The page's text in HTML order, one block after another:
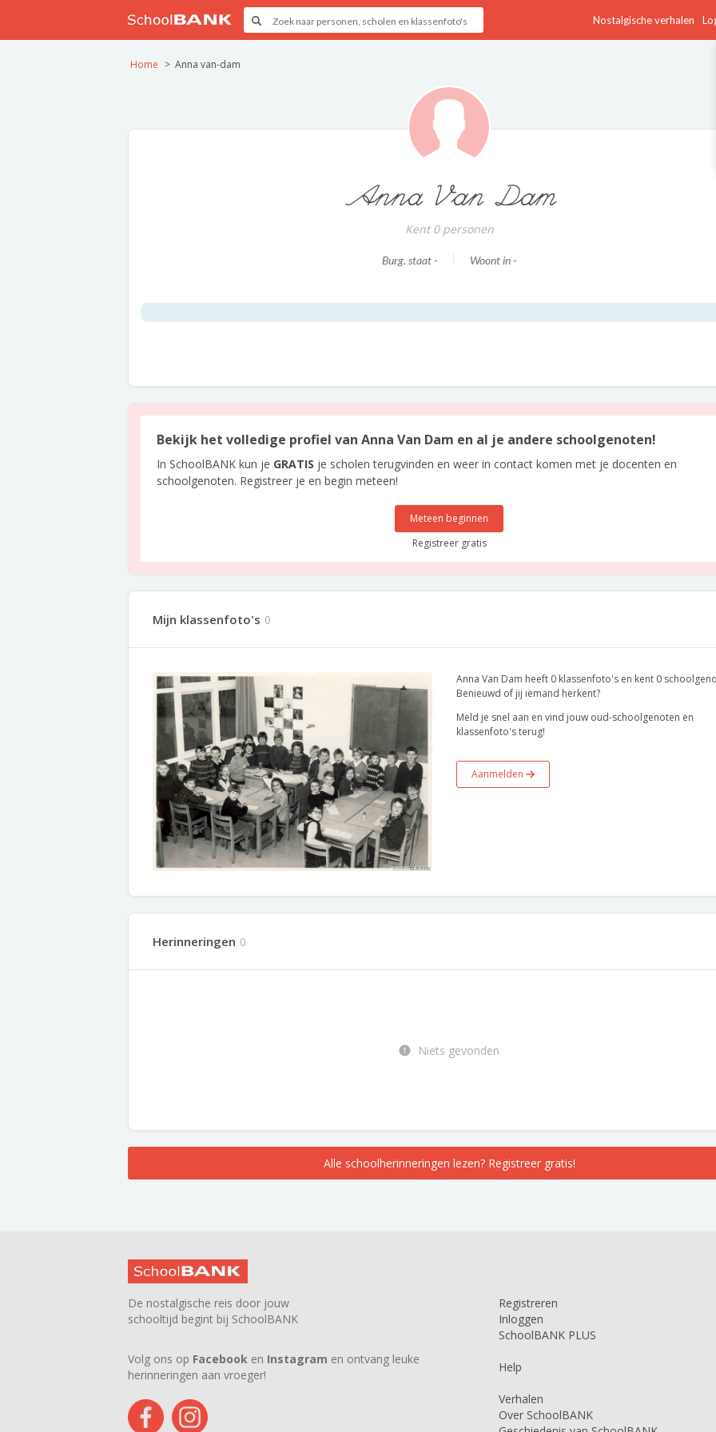
Nostalgische verhalen
Home Anna van-dam
Anna Van Dam
Kent 0 personen
Burg. staat - Woont in -
Bekijk het volledige profiel van Anna Van Dam en al je andere schoolgenoten!
In SchoolBANK kun je GRATIS je scholen terugvinden en weer in contact komen met je docenten en
schoolgenoten. Registreer je en begin meteen!
Meteen beginnen
Registreer gratis
Mijn klassenfoto's 0
Anna Van Dam heeft 0 klassenfoto's en kent 0
Benieuwd of jij iemand herkent?
Meld je snel aan en vind jouw oud-schoolgenoten en
klassenfoto's terug!
Aanmelden
Herinneringen 0
Niets gevonden
Alle schoolherinneringen lezen? Registreer gratis!
De nostalgische reis door jouw
schooltijd begint bij SchoolBANK
Volg ons op Facebook en Instagram en ontvang leuke
herinneringen aan vroeger!
Registreren
Inloggen
SchoolBANK PLUS
Help
Verhalen
Over SchoolBANK